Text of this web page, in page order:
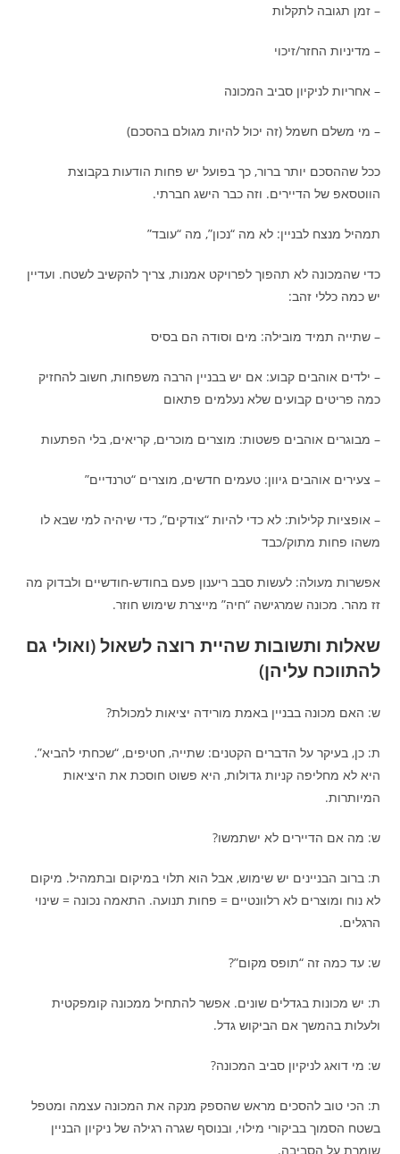
– זמן תגובה לתקלות
– מדיניות החזר/זיכוי
– אחריות לניקיון סביב המכונה
– מי משלם חשמל (זה יכול להיות מגולם בהסכם)
ככל שההסכם יותר ברור, כך בפועל יש פחות הודעות בקבוצת
הווטסאפ של הדיירים. וזה כבר הישג חברתי.
תמהיל מנצח לבניין: לא מה “נכון”, מה “עובד”
כדי שהמכונה לא תהפוך לפרויקט אמנות, צריך להקשיב לשטח. ועדיין
יש כמה כללי זהב:
– שתייה תמיד מובילה: מים וסודה הם בסיס
– ילדים אוהבים קבוע: אם יש בבניין הרבה משפחות, חשוב להחזיק
כמה פריטים קבועים שלא נעלמים פתאום
– מבוגרים אוהבים פשטות: מוצרים מוכרים, קריאים, בלי הפתעות
– צעירים אוהבים גיוון: טעמים חדשים, מוצרים “טרנדיים”
– אופציות קלילות: לא כדי להיות “צודקים”, כדי שיהיה למי שבא לו
משהו פחות מתוק/כבד
אפשרות מעולה: לעשות סבב ריענון פעם בחודש-חודשיים ולבדוק מה
זז מהר. מכונה שמרגישה “חיה” מייצרת שימוש חוזר.
שאלות ותשובות שהיית רוצה לשאול (ואולי גם
להתווכח עליהן)
ש: האם מכונה בבניין באמת מורידה יציאות למכולת?
ת: כן, בעיקר על הדברים הקטנים: שתייה, חטיפים, “שכחתי להביא”.
היא לא מחליפה קניות גדולות, היא פשוט חוסכת את היציאות
המיותרות.
ש: מה אם הדיירים לא ישתמשו?
ת: ברוב הבניינים יש שימוש, אבל הוא תלוי במיקום ובתמהיל. מיקום
לא נוח ומוצרים לא רלוונטיים = פחות תנועה. התאמה נכונה = שינוי
הרגלים.
ש: עד כמה זה “תופס מקום”?
ת: יש מכונות בגדלים שונים. אפשר להתחיל ממכונה קומפקטית
ולעלות בהמשך אם הביקוש גדל.
ש: מי דואג לניקיון סביב המכונה?
ת: הכי טוב להסכים מראש שהספק מנקה את המכונה עצמה ומטפל
בשטח הסמוך בביקורי מילוי, ובנוסף שגרה רגילה של ניקיון הבניין
שומרת על הסביבה.